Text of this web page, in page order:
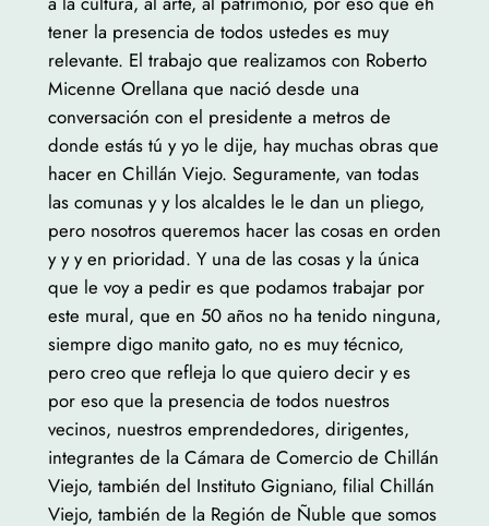
tener la presencia de todos ustedes es muy
relevante. El trabajo que realizamos con Roberto
Micenne Orellana que nació desde una
conversación con el presidente a metros de
donde estás tú y yo le dije, hay muchas obras que
hacer en Chillán Viejo. Seguramente, van todas
las comunas y y los alcaldes le le dan un pliego,
pero nosotros queremos hacer las cosas en orden
y y y en prioridad. Y una de las cosas y la única
que le voy a pedir es que podamos trabajar por
este mural, que en 50 años no ha tenido ninguna,
siempre digo manito gato, no es muy técnico,
pero creo que refleja lo que quiero decir y es
por eso que la presencia de todos nuestros
vecinos, nuestros emprendedores, dirigentes,
integrantes de la Cámara de Comercio de Chillán
Viejo, también del Instituto Gigniano, filial Chillán
Viejo, también de la Región de Ñuble que somos